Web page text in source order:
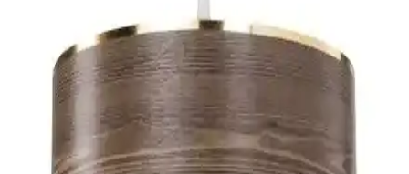
alanlar için estetik ve fonksiyonel seçenekler burada.
Özçelikler Kumandalı 3 Renk LED Avize ve TT
Ay<dı>nlatma Kavis Modeli Karşılaştırması
İki farklı avize modeli olan Özçelikler LED ve TT kavis avizesinin
özellikleri, kullanıcı yorumları ve hangi durumlar için daha uygun
olduğunu detaylandırıyoruz.